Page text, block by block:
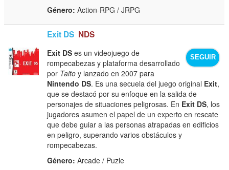
Género: Action-RPG / JRPG
Exit DS NDS
SEGUIR
Exit DS es un videojuego de
rompecabezas y plataforma desarrollado
por Taito y lanzado en 2007 para
Nintendo DS. Es una secuela del juego original Exit,
que se destacó por su enfoque en la salida de
personajes de situaciones peligrosas. En Exit DS, los
jugadores asumen el papel de un experto en rescate
que debe guiar a las personas atrapadas en edificios
en peligro, superando varios obstáculos y
rompecabezas.
Género: Arcade / Puzle